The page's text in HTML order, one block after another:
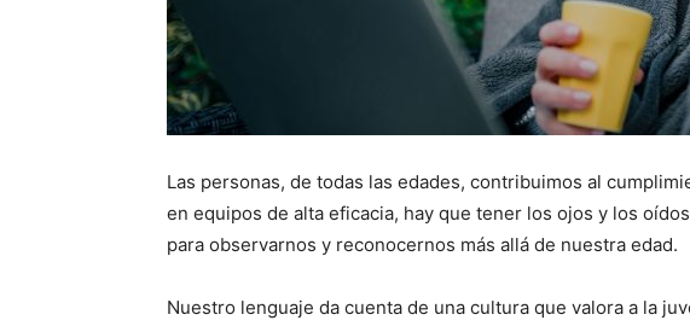
Las personas, de todas las edades, contribuimos al
en equipos de alta eficacia, hay que tener los ojos y los
para observarnos y reconocernos más allá de nuestra edad.
Nuestro lenguaje da cuenta de una cultura que valora a la